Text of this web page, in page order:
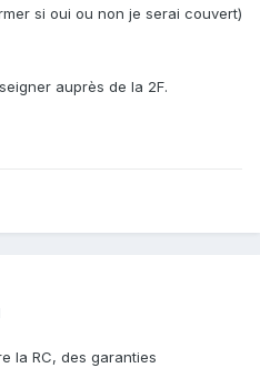
si oui ou non je serai couvert)
auprès de la 2F.
la RC, des garanties